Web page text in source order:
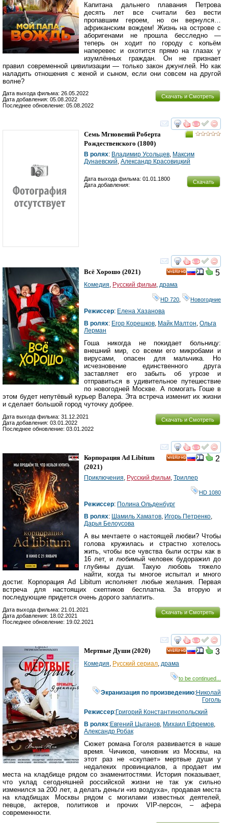
Капитана дальнего плавания Петрова
десять лет все считали без вести
пропавшим героем, но он вернулся…
африканским вождем! Жизнь на острове с
аборигенами не прошла бесследно —
теперь он ходит по городу с копьём
наперевес и охотится прямо на глазах у
изумлённых граждан. Он не признает
правил современной цивилизации — только закон джунглей. Но как
наладить отношения с женой и сыном, если они совсем на другой
волне?
Скачать и Смотреть
Дата выхода фильма: 26.05.2022
Дата добавления: 05.08.2022
Последнее обновление: 05.08.2022
смотреть
Семь Мгновений Роберта
Рождественского (1800)
В ролях: Владимир Усольцев, Максим
Дунаевский, Александр Красовицкий
Скачать
Дата выхода фильма: 01.01.1800
Дата добавления:
смотреть
5
Всё Хорошо (2021)
Комедия, Русский фильм, драма
HD 720 Новогодние
Режиссер: Елена Хазанова
В ролях: Егор Корешков, Майк Малтон, Ольга
Лерман
Гоша никогда не покидает больницу:
внешний мир, со всеми его микробами и
вирусами, опасен для мальчика. Но
исчезновение единственного друга
заставляет его забыть об угрозе и
отправиться в удивительное путешествие
по новогодней Москве. А помогать Гоше в
этом будет непутёвый курьер Валера. Эта встреча изменит их жизни
и сделает большой город чуточку добрее.
Скачать и Смотреть
Дата выхода фильма: 31.12.2021
Дата добавления: 03.01.2022
Последнее обновление: 03.01.2022
смотреть
2
Корпорация Ad Libitum
(2021)
Приключения, Русский фильм, Триллер
HD 1080
Режиссер: Полина Ольденбург
В ролях: Шамиль Хаматов, Игорь Петренко,
Дарья Белоусова
А вы мечтаете о настоящей любви? Чтобы
голова кружилась и страстно хотелось
жить, чтобы все чувства были остры как в
16 лет, и любимый человек будоражил до
глубины души. Такую любовь тяжело
найти, когда ты многое испытал и много
достиг. Корпорация Ad Libitum исполняет любые желания. Первая
встреча для настоящих скептиков бесплатна. За вторую и
последующие придется очень дорого заплатить.
Скачать и Смотреть
Дата выхода фильма: 21.01.2021
Дата добавления: 18.02.2021
Последнее обновление: 19.02.2021
смотреть
3
Мертвые Души (2020)
Комедия, Русский сериал, драма
to be continued...
Экранизация по произведению:Николай
Гоголь
Режиссер:Григорий Константинопольский
В ролях:Евгений Цыганов, Михаил Ефремов,
Александр Робак
Сюжет романа Гоголя развивается в наше
время. Чичиков, чиновник из Москвы, на
этот раз не «скупает» мертвые души у
недалеких провинциалов, а продает им
места на кладбище рядом со знаменитостями. История показывает,
что уклад сегодняшней российской жизни не так уж сильно
изменился за 200 лет, а делать деньги «из воздуха», продавая места
на кладбищах Москвы рядом с могилами известных деятелей,
певцов, актеров, политиков и прочих VIP-персон, – афера
современности.